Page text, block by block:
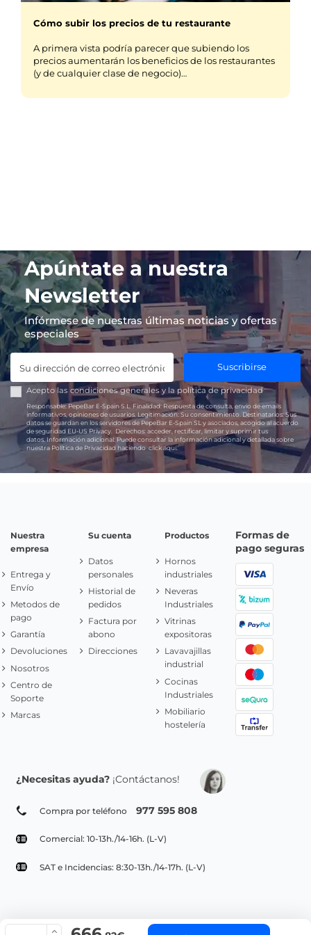
Cómo subir los precios de tu restaurante
A primera vista podría parecer que subiendo los
precios aumentarán los beneficios de los restaurantes
(y de cualquier clase de negocio)…
Apúntate a nuestra
Newsletter
Infórmese de nuestras últimas noticias y ofertas
especiales
Suscribirse
Acepto las condiciones generales y lapolítica de privacidad
Responsable:PepeBar E-Spain S.L. Finalidad: Respuesta de consulta, envío de emails
informativos, opiniones de usuarios. Legitimación: Su consentimiento. Destinatarios:Sus
datos se guardan en los servidores de PepeBar E-Spain SL y asociados, acogido al acuerdo
de seguridad EU-US Privacy.
Derechos: acceder, rectificar, limitar y suprimir tus
datos.Información adicional:Puede consultar la información adicional y detallada sobre
nuestra Política de Privacidad haciendoclick aquí.
Nuestra
empresa
Entrega y
Envío
Metodos de
pago
Garantía
Devoluciones
Nosotros
Centro de
Soporte
Marcas
Su cuenta
Datos
personales
Historial de
pedidos
Factura por
abono
Direcciones
Productos
Hornos
industriales
Neveras
Industriales
Vitrinas
expositoras
Lavavajillas
industrial
Cocinas
Industriales
Mobiliario
hostelería
Formas de
pago seguras
¿Necesitas ayuda? ¡Contáctanos!
Compra por teléfono 977 595 808
Comercial: 10-13h./14-16h. (L-V)
SAT e Incidencias: 8:30-13h./14-17h. (L-V)
© Copyright 2022 PepeBar.com |
Aviso legal y